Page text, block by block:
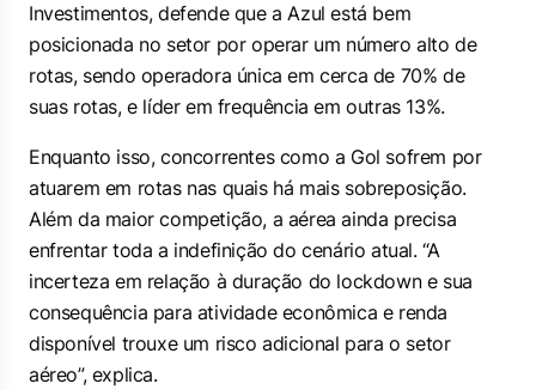
Investimentos, defende que a Azul está bem
posicionada no setor por operar um número alto de
rotas, sendo operadora única em cerca de 70% de
suas rotas, e líder em frequência em outras 13%.
Enquanto isso, concorrentes como a Gol sofrem por
atuarem em rotas nas quais há mais sobreposição.
Além da maior competição, a aérea ainda precisa
enfrentar toda a indefinição do cenário atual. “A
incerteza em relação à duração do lockdowne sua
consequência para atividade econômica e renda
disponível trouxe um risco adicional para o setor
aéreo”, explica.